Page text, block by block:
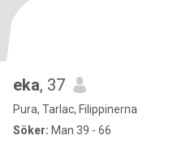
eka, 37
Pura, Tarlac, Filippinerna
Söker: Man 39 - 66